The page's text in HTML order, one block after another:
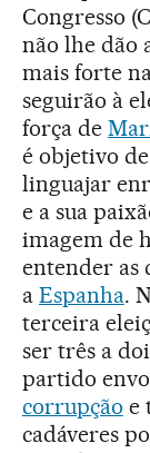
Congresso
não lhe dão
mais forte
seguirão à
força de
é objetivo
linguajar
e a sua
imagem de
entender as
a Espanha.
terceira
ser três a
partido
corrupção e
cadáveres